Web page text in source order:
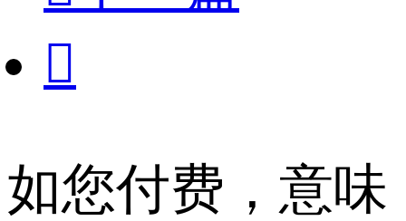

如您付费，意味